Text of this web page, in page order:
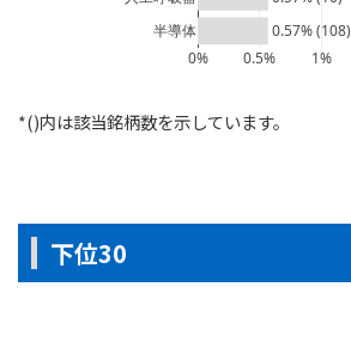
0.57% (108)
0% 0.5% 1%
半導体
*()内は該当銘柄数を示しています。
下位30